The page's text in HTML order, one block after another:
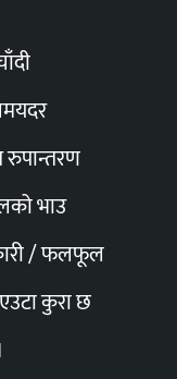
रुपान्तरण
भाउ
/ फलफूल
कुरा छ